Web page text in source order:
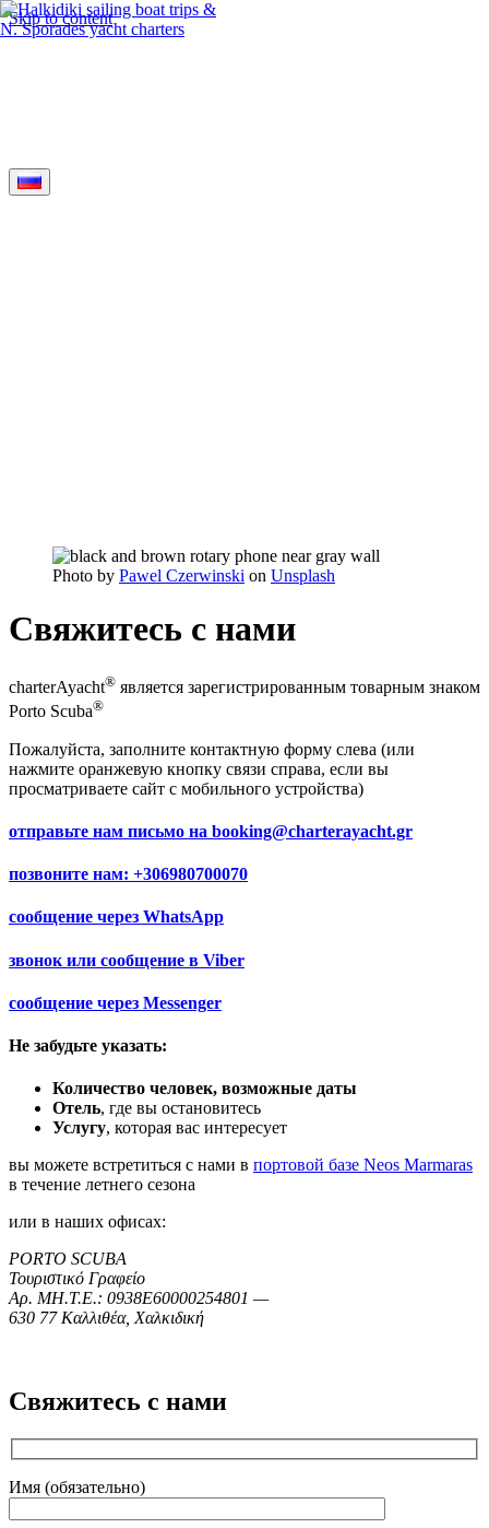
Skip to content
Photo by Pawel Czerwinski on Unsplash
Свяжитесь с нами
charterAyacht® является зарегистрированным товарным знаком
Porto Scuba®
Пожалуйста, заполните контактную форму слева (или
нажмите оранжевую кнопку связи справа, если вы
просматриваете сайт с мобильного устройства)
отправьте нам письмо на booking@charterayacht.gr
позвоните нам: +306980700070
сообщение через WhatsApp
звонок или сообщение в Viber
сообщение через Messenger
Не забудьте указать:
Количество человек, возможные даты
Отель, где вы остановитесь
Услугу, которая вас интересует
вы можете встретиться с нами в портовой базе Neos Marmaras
в течение летнего сезона
или в наших офисах:
PORTO SCUBA
Τουριστικό Γραφείο
Αρ. ΜΗ.Τ.Ε.: 0938Ε60000254801 —
630 77 Καλλιθέα, Χαλκιδική
Свяжитесь с нами
Имя (обязательно)